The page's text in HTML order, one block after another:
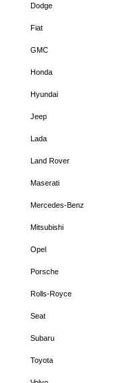
Dodge
Fiat
GMC
Honda
Hyundai
Jeep
Lada
Land Rover
Maserati
Mercedes-Benz
Mitsubishi
Opel
Porsche
Rolls-Royce
Seat
Subaru
Toyota